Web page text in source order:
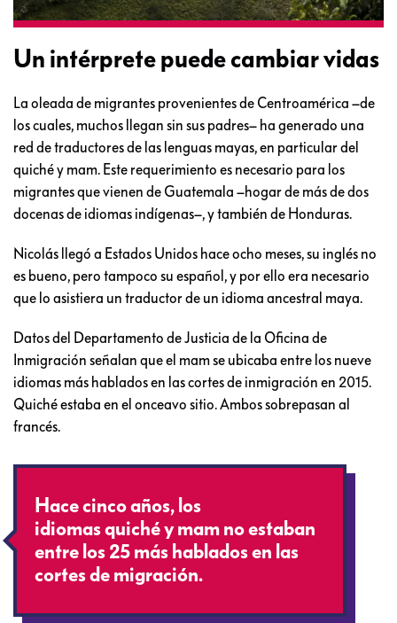
Un intérprete puede cambiar vidas
La oleada de migrantes provenientes de Centroamérica –de
los cuales, muchos llegan sin sus padres– ha generado una
red de traductores de las lenguas mayas, en particular del
quiché y mam. Este requerimiento es necesario para los
migrantes que vienen de Guatemala –hogar de más de dos
docenas de idiomas indígenas–, y también de Honduras.
Nicolás llegó a Estados Unidos hace ocho meses, su inglés no
es bueno, pero tampoco su español, y por ello era necesario
que lo asistiera un traductor de un idioma ancestral maya.
Datos del Departamento de Justicia de la Oficina de
Inmigración señalan que el mam se ubicaba entre los nueve
idiomas más hablados en las cortes de inmigración en 2015.
Quiché estaba en el onceavo sitio. Ambos sobrepasan al
francés.
Hace cinco años, los
idiomas quiché y mam no estaban
entre los 25 más hablados en las
cortes de migración.